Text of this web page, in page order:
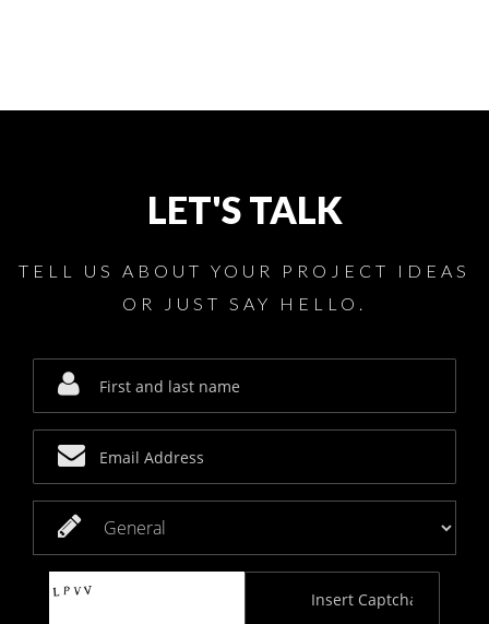
LET'S TALK
TELL US ABOUT YOUR PROJECT IDEAS
OR JUST SAY HELLO.